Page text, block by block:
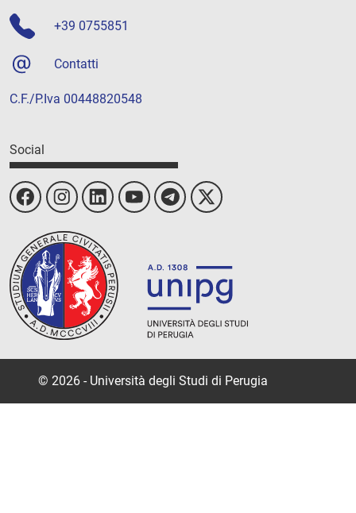
+39 0755851
Contatti
C.F./P.Iva 00448820548
Social
© 2026 - Università degli Studi di Perugia